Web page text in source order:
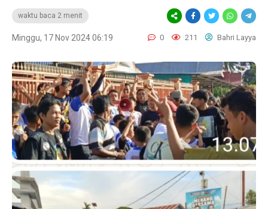
waktu baca 2 menit
Minggu, 17 Nov 2024 06:19 0 211 Bahri Layya